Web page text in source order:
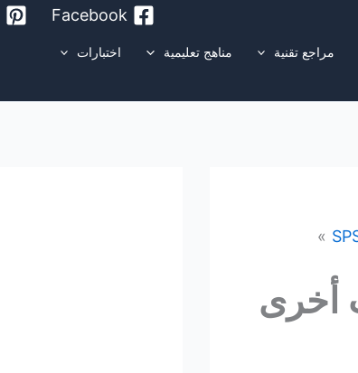
Facebook
مراجع تقنية مناهج تعليمية
اختبارات
أخرى